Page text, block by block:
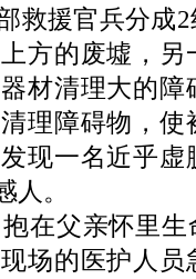
救援官兵分成
方的废墟，另
材清理大的障
理障碍物，
现一名近乎
人。
在父亲怀里
场的医护人员